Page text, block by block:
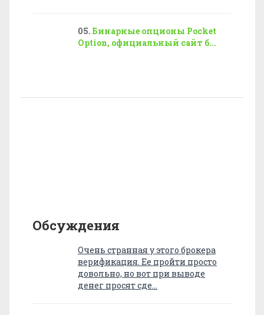
Бинарные опционы Pocket
Option, официальный сайт б...
Обсуждения
Очень странная у этого брокера
верификация. Ее пройти просто
довольно, но вот при выводе
денег просят сде…